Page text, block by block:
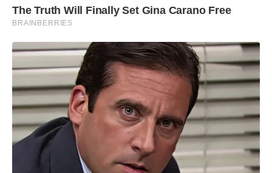
The Truth Will Finally Set Gina Carano Free
BRAINBERRIES